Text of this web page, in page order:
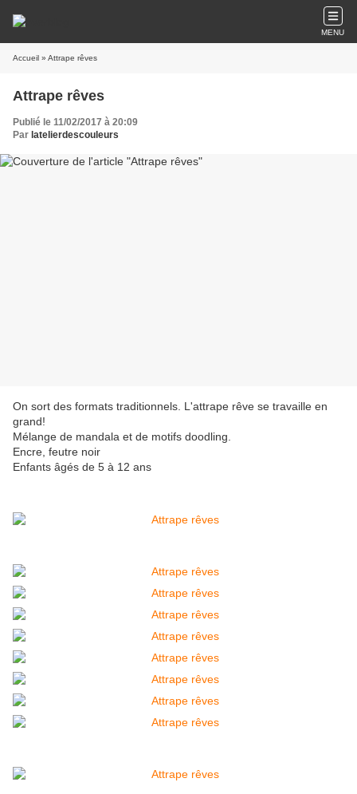
MENU
Accueil » Attrape rêves
Attrape rêves
Publié le 11/02/2017 à 20:09
Par latelierdescouleurs
On sort des formats traditionnels. L'attrape rêve se travaille en
grand!
Mélange de mandala et de motifs doodling.
Encre, feutre noir
Enfants âgés de 5 à 12 ans